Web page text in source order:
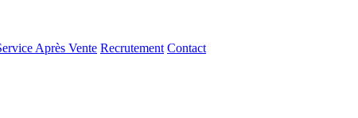
Après Vente Recrutement Contact